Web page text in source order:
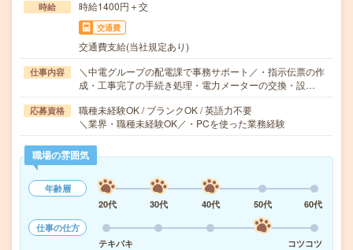
時給 時給1400円＋交
交通費
交通費支給(当社規定あり)
仕事内容
＼中電グループの配電課で事務サポート／・指示伝票の作
成・工事完了の手続き処理・電力メーターの交換・設…
応募資格
職種未経験OK / ブランクOK / 英語力不要
＼業界・職種未経験OK／・PCを使った業務経験
職場の雰囲気
年齢層
20代
30代 40代 50代
60代
仕事の仕方
テキパキ
コツコツ